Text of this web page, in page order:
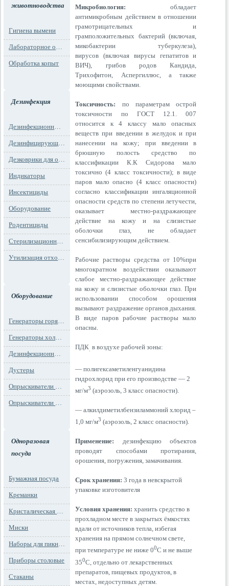
животноводства
Гигиена вымени
Лабораторное оборудование
Обработка копыт
Дезинфекция
Дезинфекционные маты
Дезинфицирующие средства
Дезковрики для обуви
Индикаторы
Инсектициды
Оборудование
Родентициды
Стерилизационная упаковка
Утилизация отходов
Оборудование
Генераторы горячего тумана
Генераторы холодного тумана
Дезинфекционные установки
Дустеры
Опрыскиватели моторные
Опрыскиватели ранцевые
Одноразовая
посуда
Бумажная посуда
Креманки
Кристалическая посуда
Миски
Наборы для пикника
Приборы столовые
Стаканы
Микробиология: обладает
антимикробным действием в отношении
грамотрицательных и
грамположительных бактерий (включая,
микобактерии туберкулеза),
вирусов
(включая вирусы гепатитов и
ВИЧ), грибов родов Кандида,
Трихофитон, Аспергиллюс, а также
моющими свойствами.
Токсичность: по параметрам острой
токсичности по ГОСТ 12.1. 007
относится к 4 классу мало опасных
веществ при введении в желудок и при
нанесении на кожу; при введении в
брюшную полость средство по
классификации К.К Сидорова мало
токсично (4 класс токсичности); в виде
паров мало опасно (4 класс опасности)
согласно классификации ингаляционной
опасности средств по степени летучести,
оказывает местно-раздражающее
действие на кожу и на слизистые
оболочки глаз, не обладает
сенсибилизирующим действием.
Рабочие растворы средства от 10%при
многократном воздействии оказывают
слабое местно-раздражающее действие
на кожу и слизистые оболочки глаз. При
использовании способом орошения
вызывают раздражение органов дыхания.
В виде паров рабочие растворы мало
опасны.
ПДК в воздухе рабочей зоны:
— полигексаметиленгуанидина
гидрохлорид при его производстве — 2
мг/м3 (аэрозоль, 3 класс опасности).
— алкилдиметилбензиламмоний хлорид –
1,0 мг/м3 (аэрозоль, 2 класс опасности).
Применение: дезинфекцию объектов
проводят способами протирания,
орошения, погружения, замачивания.
Срок хранения: 3 года в невскрытой
упаковке изготовителя
Условия хранения: хранить средство в
прохладном месте в закрытых ёмкостях
вдали от источников тепла, избегая
хранения на прямом солнечном свете,
при температуре не ниже 00С и не выше
350С, отдельно от лекарственных
препаратов, пищевых продуктов, в
местах, недоступных детям.